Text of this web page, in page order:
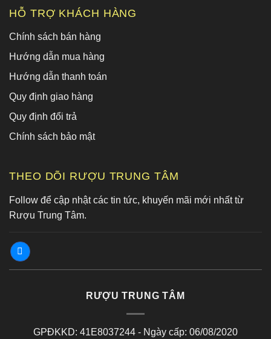
HỖ TRỢ KHÁCH HÀNG
Chính sách bán hàng
Hướng dẫn mua hàng
Hướng dẫn thanh toán
Quy định giao hàng
Quy định đổi trả
Chính sách bảo mật
THEO DÕI RƯỢU TRUNG TÂM
Follow để cập nhật các tin tức, khuyến mãi mới nhất từ
Rượu Trung Tâm.
RƯỢU TRUNG TÂM
GPĐKKD: 41E8037244 - Ngày cấp: 06/08/2020